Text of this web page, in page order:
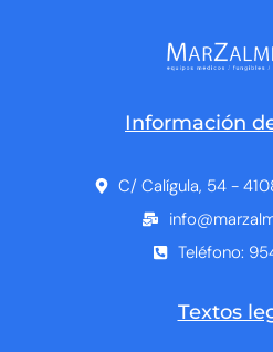
Información
C/ Calígula, 54 -
Teléfono:
Textos